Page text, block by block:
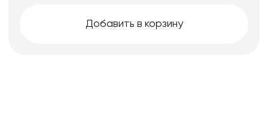
Добавить в корзину